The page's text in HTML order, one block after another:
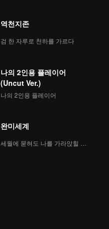
역천지존
검 한 자루로 천하를 가르다
나의 2인용 플레이어
(Uncut Ver.)
나의 2인용 플레이어
완미세계